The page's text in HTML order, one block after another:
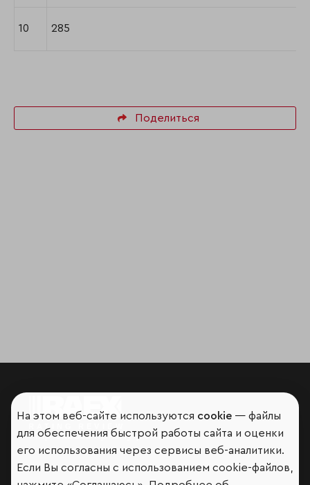
10 285
Поделиться
Мир сквозь призму рейтингов
На этом веб-сайте используются cookie — файлы
для обеспечения быстрой работы сайта и оценки
его использования через сервисы веб-аналитики.
Если Вы согласны с использованием cookie-файлов,